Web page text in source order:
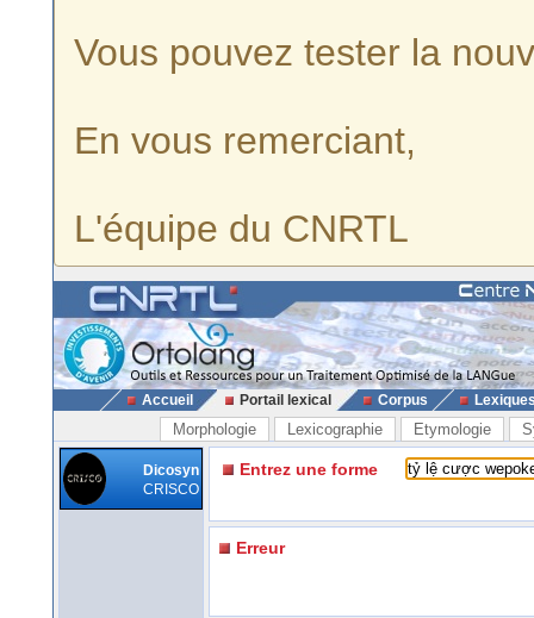
Vous pouvez tester la
En vous remerciant,
L'équipe du CNRTL
Accueil Portail lexical Corpus
Morphologie Lexicographie Etymologie
Dicosyn
CRISCO
Entrez une forme
Erreur